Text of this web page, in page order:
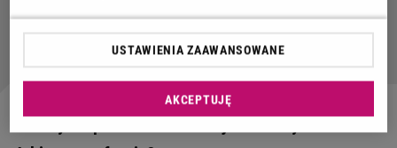
Woźniak-Starak o rozstaniu z Edwardem
Miszczakiem. Nie zamyka przed nim drzwi
USTAWIENIA ZAAWANSOWANE
AKCEPTUJĘ